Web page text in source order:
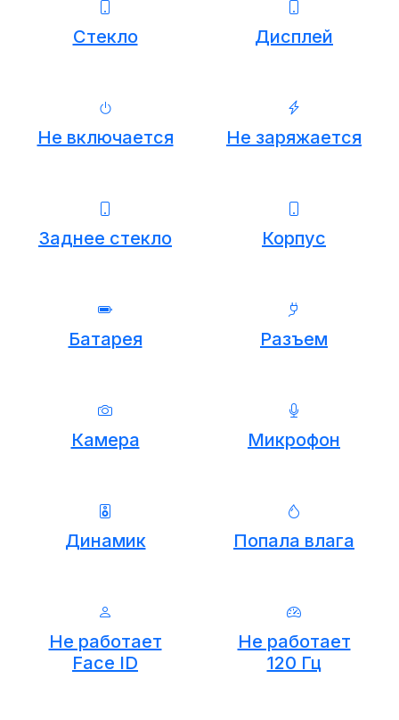
Стекло Дисплей
Не включается Не заряжается
Заднее стекло Корпус
Батарея Разъем
Камера Микрофон
Динамик Попала влага
Не работает
Face ID
Не работает
120 Гц